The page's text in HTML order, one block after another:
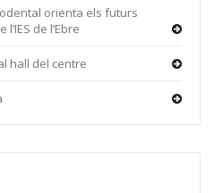
orienta els futurs
de l’Ebre
hall del centre